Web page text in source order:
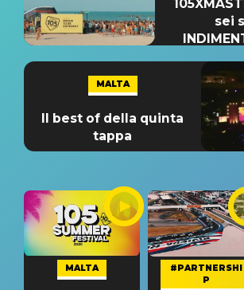
sei
MALTA
Il best of della quinta
tappa
MALTA
#PARTNERSHI
P